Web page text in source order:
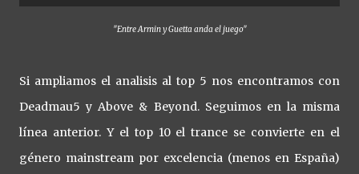
"Entre Armin y Guetta anda el juego"
Si ampliamos el analisis al top 5 nos encontramos con
Deadmau5 y Above & Beyond. Seguimos en la misma
línea anterior. Y el top 10 el trance se convierte en el
género mainstream por excelencia (menos en España)